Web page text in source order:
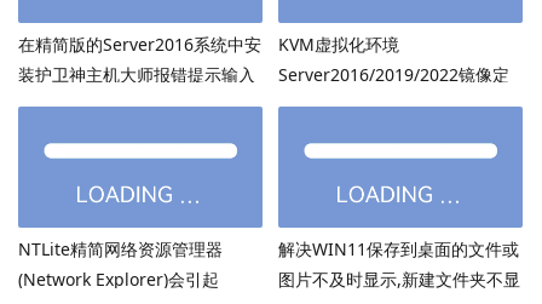
在精简版的Server2016系统中安
装护卫神主机大师报错提示输入
的密码超过了14个字符
KVM虚拟化环境
Server2016/2019/2022镜像定
制：用DISM离线注入virtio驱动
NTLite精简网络资源管理器
(Network Explorer)会引起
解决WIN11保存到桌面的文件或
图片不及时显示,新建文件夹不显